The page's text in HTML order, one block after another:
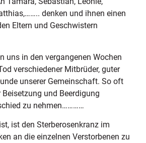
denken und ihnen einen
Eltern und Geschwistern
uns in den vergangenen Wochen
verschiedener Mitbrüder, guter
unserer Gemeinschaft. So oft
und Beerdigung
zu nehmen…………
ist den Sterberosenkranz im
an die einzelnen Verstorbenen zu